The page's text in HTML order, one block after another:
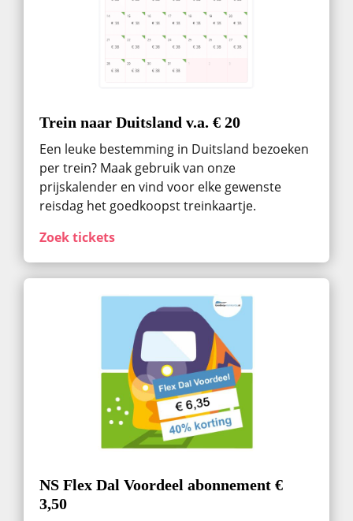
Trein naar Duitsland v.a. € 20
Een leuke bestemming in Duitsland bezoeken
per trein? Maak gebruik van onze
prijskalender en vind voor elke gewenste
reisdag het goedkoopst treinkaartje.
Zoek tickets
NS Flex Dal Voordeel abonnement €
3,50